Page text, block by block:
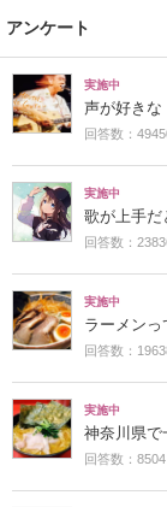
アンケート
実施中
声が好きな
回答数：
実施中
歌が上手だ
回答数：
実施中
ラーメンっ
回答数：
実施中
神奈川県で
回答数：8504